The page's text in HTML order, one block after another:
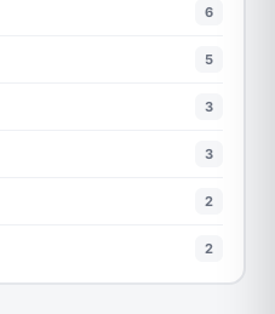
6
5
3
3
2
2